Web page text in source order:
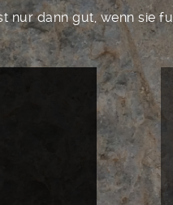
nur dann gut, wenn sie